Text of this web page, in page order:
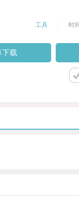
工具 时
下载